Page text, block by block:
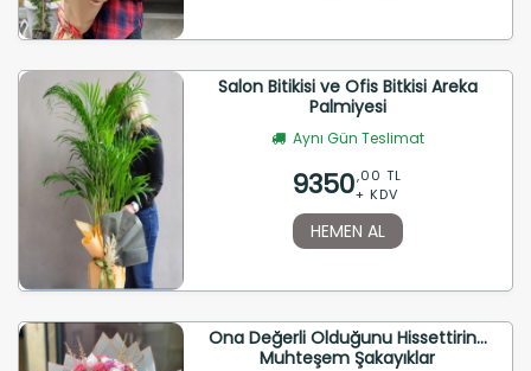
Salon Bitikisi ve Ofis Bitkisi Areka
Palmiyesi
Aynı Gün Teslimat
9350,00 TL
+ KDV
HEMEN AL
Ona Değerli Olduğunu Hissettirin...
Muhteşem Şakayıklar